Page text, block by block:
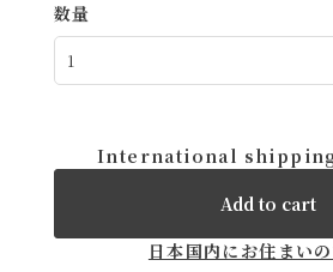
数量
International
Add to cart
日本国内にお住まい